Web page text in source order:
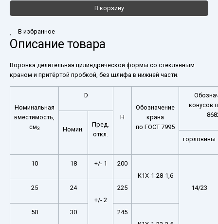
В корзину
В избранное
Описание товара
Воронка делительная цилиндрической формы со стеклянным
краном и притёртой пробкой, без шлифа в нижней части.
Номинальная
вместимость,
см3
D
H
Обозначение
крана
по ГОСТ 7995
конусов
Номин.
Пред.
откл.
горловины
10 18 +/- 1
200
К1Х-1-28-1,6
14/23
25
24
+/- 2
225
50 30
245